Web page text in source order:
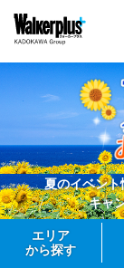
夏のイベン
キャ
エリア
から探す